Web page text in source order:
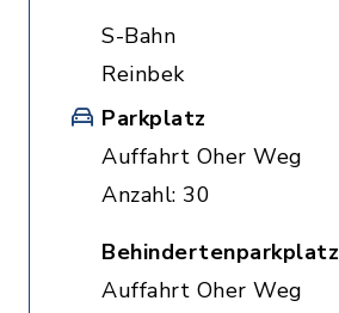
S-Bahn
Reinbek
Parkplatz
Auffahrt Oher Weg
Anzahl: 30
Behindertenparkplatz
Auffahrt Oher Weg